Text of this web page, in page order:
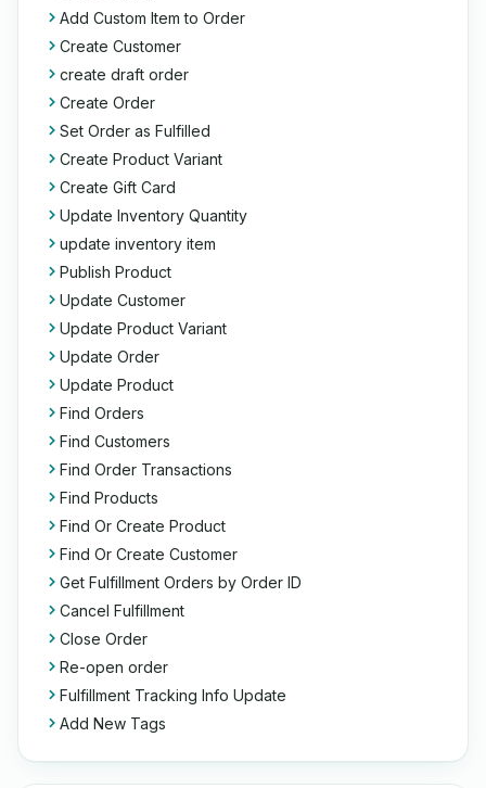
Add Custom Item to Order
Create Customer
create draft order
Create Order
Set Order as Fulfilled
Create Product Variant
Create Gift Card
Update Inventory Quantity
update inventory item
Publish Product
Update Customer
Update Product Variant
Update Order
Update Product
Find Orders
Find Customers
Find Order Transactions
Find Products
Find Or Create Product
Find Or Create Customer
Get Fulfillment Orders by Order ID
Cancel Fulfillment
Close Order
Re-open order
Fulfillment Tracking Info Update
Add New Tags